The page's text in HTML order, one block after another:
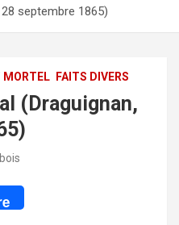
septembre 1865)
MORTEL FAITS DIVERS
(Draguignan,